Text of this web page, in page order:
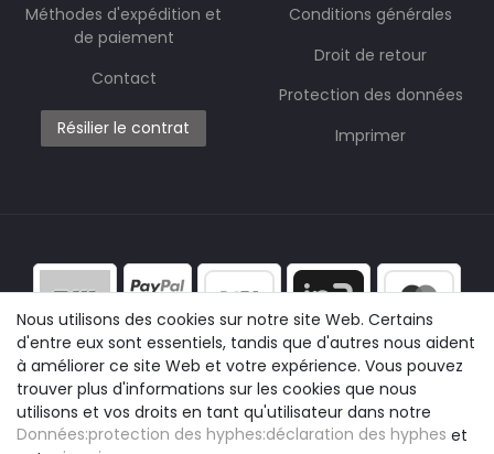
Méthodes d'expédition et
de paiement
Contact
Résilier le contrat
Conditions générales
Droit de retour
Protection des données
Imprimer
Nous utilisons des cookies sur notre site Web. Certains
d'entre eux sont essentiels, tandis que d'autres nous aident
à améliorer ce site Web et votre expérience. Vous pouvez
trouver plus d'informations sur les cookies que nous
utilisons et vos droits en tant qu'utilisateur dans notre
Données:protection des hyphes:déclaration des hyphes et